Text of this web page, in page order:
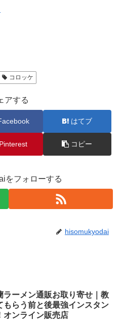
コロッケ
アする
はてブ
Pinterest コピー
をフォローする
hisomukyodai
ラーメン通販お取り寄せ｜教
もらう前と後最強インスタン
オンライン販売店